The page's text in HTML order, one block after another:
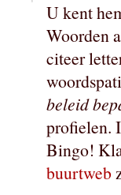
U kent
Woorden
citeer
beleid
profielen.
Bingo!
buurtweb